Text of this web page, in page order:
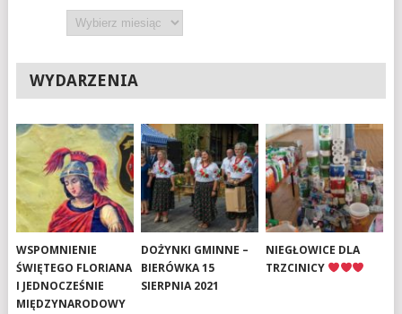
Archiwa
WYDARZENIA
WSPOMNIENIE
ŚWIĘTEGO FLORIANA
I JEDNOCZEŚNIE
MIĘDZYNARODOWY
DOŻYNKI GMINNE –
BIERÓWKA 15
SIERPNIA 2021
NIEGŁOWICE DLA
TRZCINICY